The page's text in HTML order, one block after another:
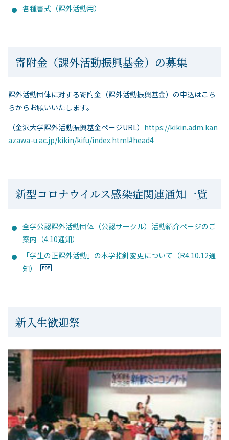
各種書式（課外活動用）
寄附金（課外活動振興基金）の募集
課外活動団体に対する寄附金（課外活動振興基金）の申込はこち
らからお願いいたします。
（金沢大学課外活動振興基金ページURL） https://kikin.adm.kan
azawa-u.ac.jp/kikin/kifu/index.html#head4
新型コロナウイルス感染症関連通知一覧
全学公認課外活動団体（公認サークル）活動紹介ページのご
案内（4.10通知）
「学生の正課外活動」の本学指針変更について（R4.10.12通
知）
新入生歓迎祭